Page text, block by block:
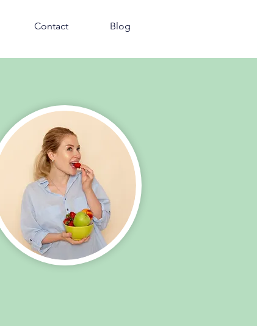
Contact Blog